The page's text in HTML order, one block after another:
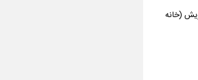
(خانه